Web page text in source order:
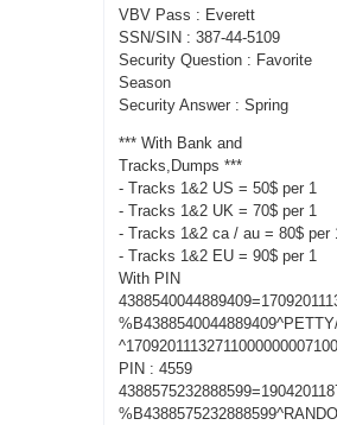
VBV Pass : Everett
SSN/SIN : 387-44-5109
Security Question : Favorite
Season
Security Answer : Spring
*** With Bank and
Tracks,Dumps ***
- Tracks 1&2 US = 50$ per 1
- Tracks 1&2 UK = 70$ per 1
- Tracks 1&2 ca / au = 80$ per
- Tracks 1&2 EU = 90$ per 1
With PIN
PIN : 4559